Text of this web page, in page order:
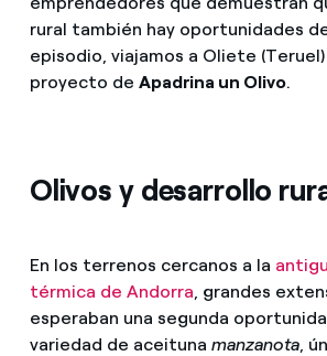
rural también hay oportunidades
episodio, viajamos a Oliete
proyecto de Apadrina un Olivo.
Olivos y desarrollo
En los terrenos cercanos a la
térmica de Andorra, grandes
esperaban una segunda
variedad de aceituna manzanota,